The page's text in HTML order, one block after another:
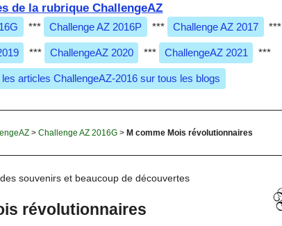
de la rubrique ChallengeAZ
*** Challenge AZ 2016P *** Challenge AZ 2017 ***
*** ChallengeAZ 2020 *** ChallengeAZ 2021 ***
les articles ChallengeAZ-2016 sur tous les blogs
> Challenge AZ 2016G> M comme Mois révolutionnaires
souvenirs et beaucoup de découvertes
révolutionnaires